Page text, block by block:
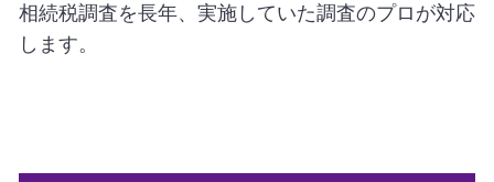
相続税調査を長年、実施していた調査のプロが対応
します。